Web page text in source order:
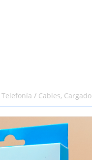
Telefonía / Cables,